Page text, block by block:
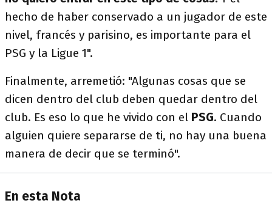
hecho de haber conservado a un jugador de este
nivel, francés y parisino, es importante para el
PSG y la Ligue 1".
Finalmente, arremetió: "Algunas cosas que se
dicen dentro del club deben quedar dentro del
club. Es eso lo que he vivido con el PSG. Cuando
alguien quiere separarse de ti, no hay una buena
manera de decir que se terminó".
En esta Nota